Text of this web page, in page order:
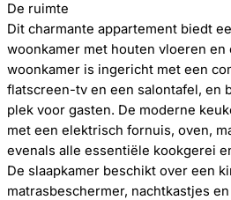
De ruimte
Dit charmante appartement biedt
woonkamer met houten vloeren en
woonkamer is ingericht met een
flatscreen-tv en een salontafel, en
plek voor gasten. De moderne
met een elektrisch fornuis, oven,
evenals alle essentiële kookgerei
De slaapkamer beschikt over een
matrasbeschermer, nachtkastjes